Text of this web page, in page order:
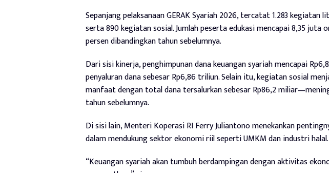
Sepanjang pelaksanaan GERAK Syariah 2026, tercatat 1.283 kegiatan
serta 890 kegiatan sosial. Jumlah peserta edukasi mencapai 8,35 juta
persen dibandingkan tahun sebelumnya.
Dari sisi kinerja, penghimpunan dana keuangan syariah mencapai
penyaluran dana sebesar Rp6,86 triliun. Selain itu, kegiatan sosial
manfaat dengan total dana tersalurkan sebesar Rp86,2
tahun sebelumnya.
Di sisi lain, Menteri Koperasi RI Ferry Juliantono menekankan
dalam mendukung sektor ekonomi riil seperti UMKM dan industri halal.
“Keuangan syariah akan tumbuh berdampingan dengan aktivitas